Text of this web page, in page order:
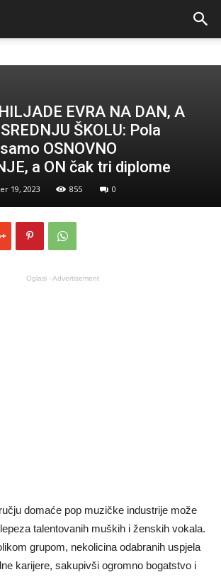
EVRA NA DAN, A
ŠKOLU: Pola
OSNOVNO
a ON čak tri diplome
19, 2023 855 0
Oglasi - Advertisement
domaće pop muzičke industrije može
talentovanih muških i ženskih vokala.
grupom, nekolicina odabranih uspjela
karijere, sakupivši ogromno bogatstvo i